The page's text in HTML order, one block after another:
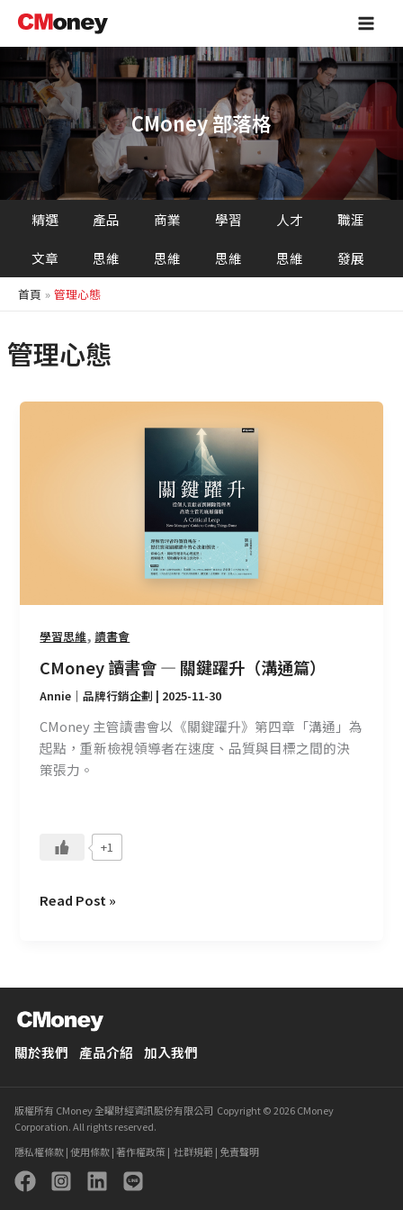
主
容
Main
CMoney 部落格
精選
文章
產品
思維
商業
思維
學習
思維
人才
思維
職涯
發展
首頁 管理心態
管理心態
學習思維,讀書會
CMoney 讀書會 — 關鍵躍升（溝通篇）
Annie｜品牌行銷企劃 | 2025-11-30
CMoney 主管讀書會以《關鍵躍升》第四章「溝通」為
起點，重新檢視領導者在速度、品質與目標之間的決
策張力。
+1
（溝
通
篇）
Read Post »
關於我們 產品介紹 加入我們
版權所有 CMoney 全曜財經資訊股份有限公司 Copyright © 2026 CMoney
Corporation. All rights reserved.
隱私權條款|使用條款| 著作權政策| 社群規範 | 免責聲明